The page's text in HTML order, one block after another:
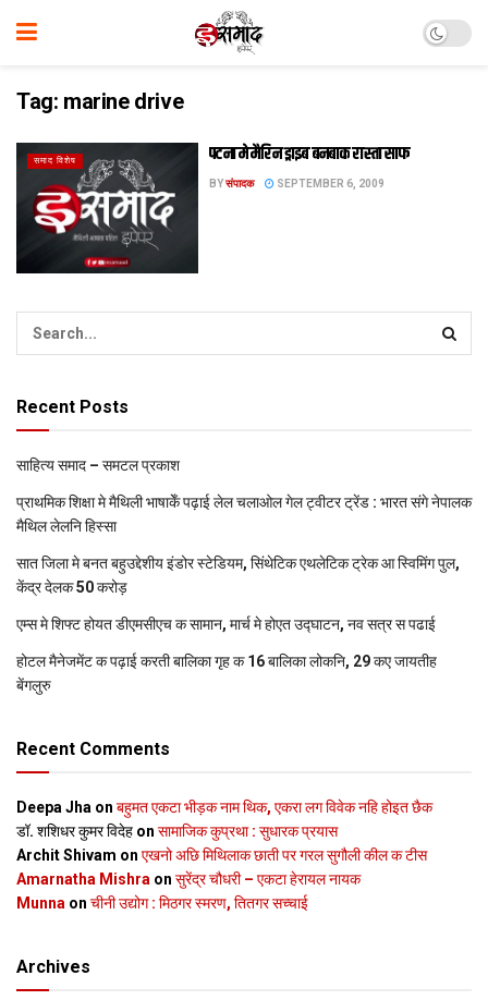
Tag: marine drive
समाद विशेष पटना मे मैरिन ड्राइब बनबाक रास्ता साफ
BYसंपादक SEPTEMBER 6, 2009
Recent Posts
साहित्य समाद – समटल प्रकाश
प्राथमिक शि‍क्षा मे मैथि‍ली भाषाकेँ पढ़ाई लेल चलाओल गेल ट्वीटर ट्रेंड : भारत संगे नेपालक
मैथिल लेलनि हिस्सा
सात जिला मे बनत बहुउद्देशीय इंडोर स्‍टेडि‍यम, सिंथेटिक एथलेटिक ट्रेक आ स्विमिंग पुल,
केंद्र देलक 50 करोड़
एम्स मे शिफ्ट होयत डीएमसीएच क सामान, मार्च मे होएत उद्घाटन, नव सत्र स पढाई
होटल मैनेजमेंट क पढ़ाई करती बालिका गृह क 16 बालिका लोकनि, 29 कए जायतीह
बेंगलुरु
Recent Comments
Deepa Jha on बहुमत एकटा भीड़क नाम थिक, एकरा लग विवेक नहि होइत छैक
डॉ. शशिधर कुमर विदेह on सामाजिक कुप्रथा : सुधारक प्रयास
Archit Shivam on एखनो अछि मिथिलाक छाती पर गरल सुगौली कील क टीस
Amarnatha Mishra on सुरेंद्र चौधरी – एकटा हेरायल नायक
Munna on चीनी उद्योग : मिठगर स्‍मरण, तितगर सच्‍चाई
Archives